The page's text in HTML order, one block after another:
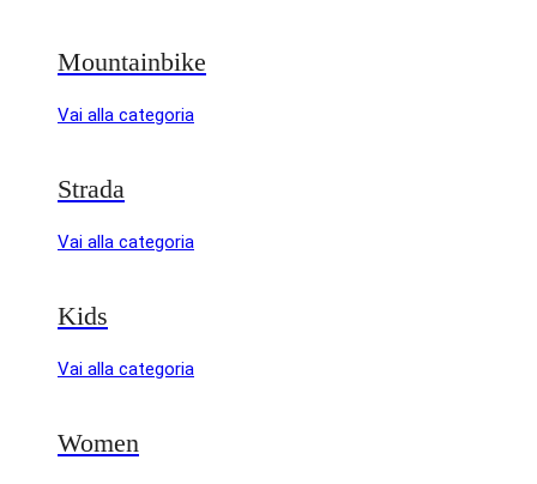
Mountainbike
Vai alla categoria
Strada
Vai alla categoria
Kids
Vai alla categoria
Women